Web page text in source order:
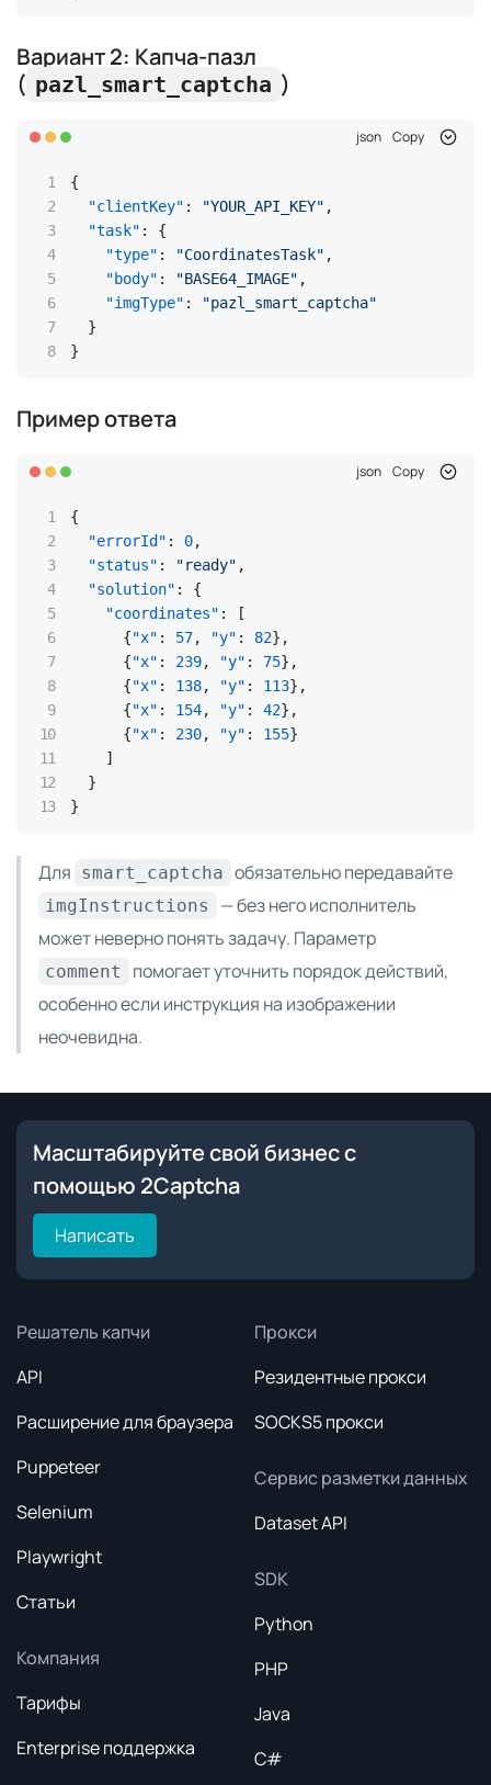
Вариант 2: Капча-пазл
( pazl_smart_captcha )
json Copy
{
"clientKey" : "YOUR_API_KEY" ,
"task" :
{
"type" : "CoordinatesTask" ,
"body" : "BASE64_IMAGE" ,
"imgType" :
"pazl_smart_captcha"
}
}
Пример ответа
json Copy
{
"errorId" : 0,
"status" : "ready" ,
"solution" :
{
"coordinates" :
[
{"x" : 57, "y" : 82} ,
{"x" : 239, "y" : 75} ,
{"x" : 138, "y" : 113} ,
{"x" : 154, "y" : 42} ,
{"x" : 230, "y" : 155}
]
}
}
Для smart_captcha обязательно передавайте
imgInstructions
— без него исполнитель
может неверно понять задачу. Параметр
comment
помогает уточнить порядок действий,
особенно если инструкция на изображении
неочевидна.
Масштабируйте свой бизнес с
помощью 2Captcha
Написать
Решатель капчи
API
Расширение для браузера
Puppeteer
Selenium
Playwright
Статьи
Компания
Тарифы
Enterprise поддержка
Прокси
Резидентные прокси
SOCKS5 прокси
Сервис разметки данных
Dataset API
SDK
Python
PHP
Java
C#